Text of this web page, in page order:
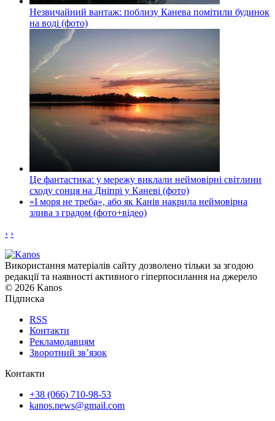
Незвичайний вантаж: поблизу Канева помітили будинок
на воді (фото)
Це фантастика: у мережу виклали неймовірні світлини
сходу сонця на Дніпрі у Каневі (фото)
«І моря не треба», або як Канів накрила неймовірна
злива з градом (фото+відео)
‹ ›
Використання матеріалів сайту дозволено тільки за згодою
редакції та наявності активного гіперпосилання на джерело
© 2026 Kanos
Підписка
RSS
Контакти
Рекламодавцям
Зворотний зв’язок
Контакти
+38 (066) 710-98-53
kanos.news@gmail.com